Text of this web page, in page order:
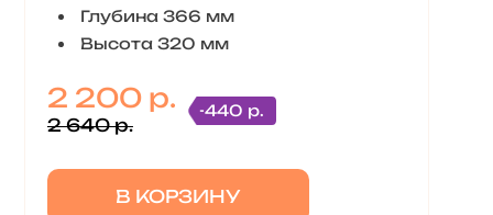
Глубина 366 мм
Высота 320 мм
2 200 р.
2 640 р.
-440 р.
В КОРЗИНУ